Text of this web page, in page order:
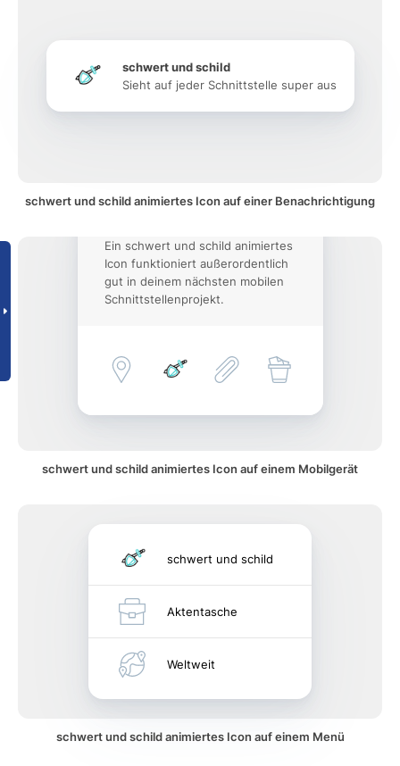
schwert und schild
Sieht auf jeder Schnittstelle super aus
schwert und schild animiertes Icon auf einer Benachrichtigung
Ein schwert und schild animiertes
Icon funktioniert außerordentlich
gut in deinem nächsten mobilen
Schnittstellenprojekt.
schwert und schild animiertes Icon auf einem Mobilgerät
schwert und schild
Aktentasche
Weltweit
schwert und schild animiertes Icon auf einem Menü